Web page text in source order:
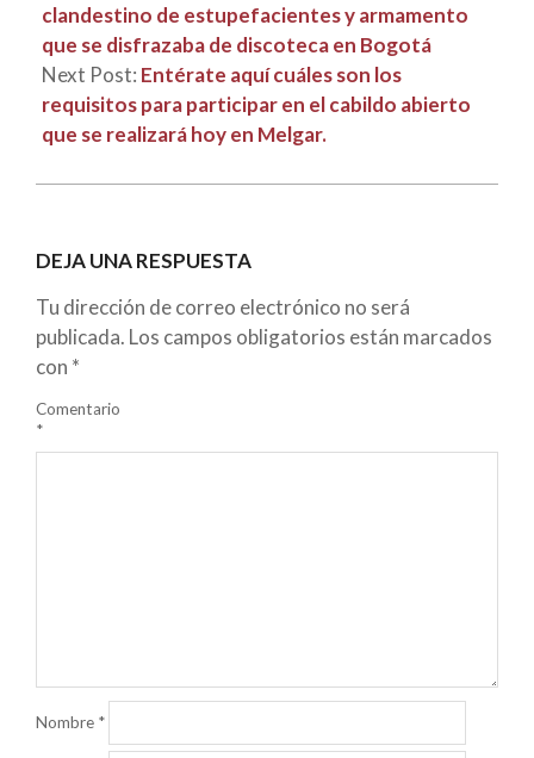
clandestino de estupefacientes y armamento
que se disfrazaba de discoteca en Bogotá
Next Post: Entérate aquí cuáles son los
requisitos para participar en el cabildo abierto
que se realizará hoy en Melgar.
DEJA UNA RESPUESTA
Tu dirección de correo electrónico no será
publicada. Los campos obligatorios están marcados
con *
Comentario
*
Nombre *